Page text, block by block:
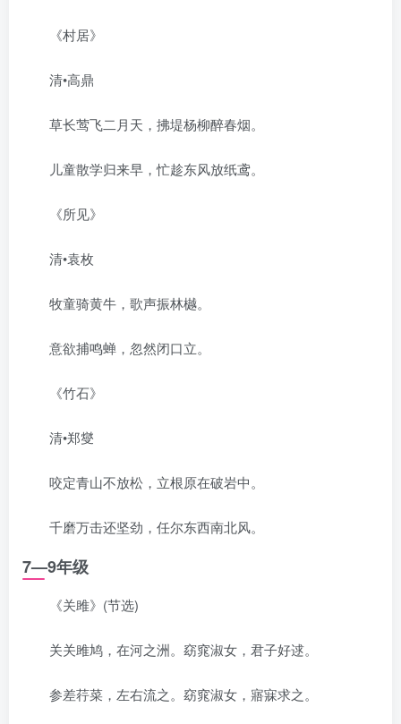
《村居》
清•高鼎
草长莺飞二月天，拂堤杨柳醉春烟。
儿童散学归来早，忙趁东风放纸鸢。
《所见》
清•袁枚
牧童骑黄牛，歌声振林樾。
意欲捕鸣蝉，忽然闭口立。
《竹石》
清•郑燮
咬定青山不放松，立根原在破岩中。
千磨万击还坚劲，任尔东西南北风。
7—9年级
《关雎》(节选)
关关雎鸠，在河之洲。窈窕淑女，君子好逑。
参差荇菜，左右流之。窈窕淑女，寤寐求之。